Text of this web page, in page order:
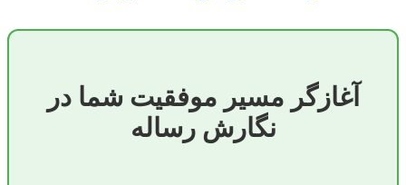
آغازگر مسیر موفقیت شما در
نگارش رساله